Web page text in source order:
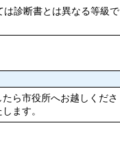
診断書とは異なる等級で
ら市役所へお越しくださ
ます。